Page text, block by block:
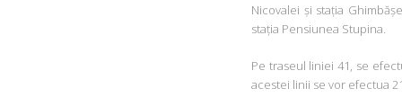
Nicovalei și stația
stația Pensiunea Stupina.
Pe traseul liniei 41, se
acestei linii se vor efectua